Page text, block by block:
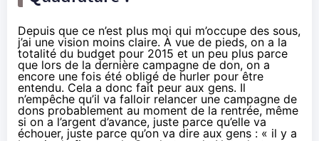
Depuis que ce n’est plus moi qui m’occupe des sous,
j’ai une vision moins claire. À vue de pieds, on a la
totalité du budget pour 2015 et un peu plus parce
que lors de la dernière campagne de don, on a
encore une fois été obligé de hurler pour être
entendu. Cela a donc fait peur aux gens. Il
n’empêche qu’il va falloir relancer une campagne de
dons probablement au moment de la rentrée, même
si on a l’argent d’avance, juste parce qu’elle va
échouer, juste parce qu’on va dire aux gens : « il y a